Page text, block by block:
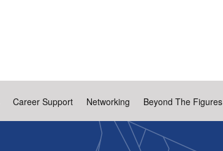
Career Support Networking Beyond The Figures